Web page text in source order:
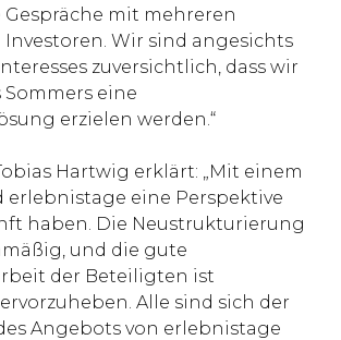
mit mehreren
Wir sind angesichts
zuversichtlich, dass wir
Sommers eine
erzielen werden.“
Hartwig erklärt: „Mit einem
erlebnistage eine Perspektive
haben. Die Neustrukturierung
und die gute
der Beteiligten ist
Alle sind sich der
Angebots von erlebnistage